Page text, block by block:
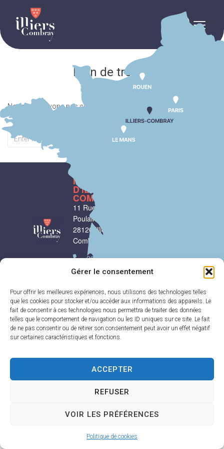
Gérer le consentement
Pour offrir les meilleures expériences, nous utilisons des technologies telles
que les cookies pour stocker et/ou accéder aux informations des appareils. Le
fait de consentir à ces technologies nous permettra de traiter des données
telles que le comportement de navigation ou les ID uniques sur ce site. Le fait
de ne pas consentir ou de retirer son consentement peut avoir un effet négatif
sur certaines caractéristiques et fonctions.
ACCEPTER
REFUSER
VOIR LES PRÉFÉRENCES
Politique de cookies
Rien de trouvé
Nous ne trouvons pas ce que vous cherchez. Merci d’effectuer une
recherche.
12h00
MAIRIE
D'ILLIERS-
COMBRAY
11 Rue Philebert
Poulain
28120 Illiers-
Combray
02 37 24 00 05
Plan
du site
Accessi
bilité
Confiden
tialité
Mentions
légales
Illiers-Combray 2025 -
Propulsé par Utopia